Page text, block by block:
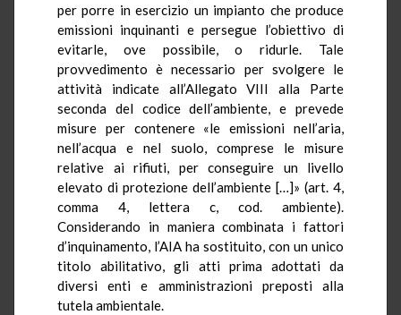
per porre in esercizio un impianto che produce
emissioni inquinanti e persegue l’obiettivo di
evitarle, ove possibile, o ridurle. Tale
provvedimento è necessario per svolgere le
attività indicate all’Allegato VIII alla Parte
seconda del codice dell’ambiente, e prevede
misure per contenere «le emissioni nell’aria,
nell’acqua e nel suolo, comprese le misure
relative ai rifiuti, per conseguire un livello
elevato di protezione dell’ambiente […]» (art. 4,
comma 4, lettera c, cod. ambiente).
Considerando in maniera combinata i fattori
d’inquinamento, l’AIA ha sostituito, con un unico
titolo abilitativo, gli atti prima adottati da
diversi enti e amministrazioni preposti alla
tutela ambientale.